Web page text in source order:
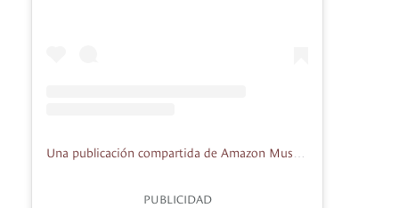
PUBLICIDAD